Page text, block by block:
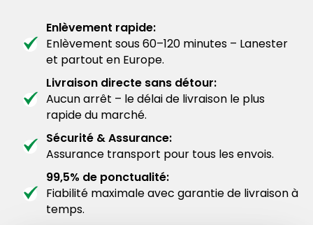
Enlèvement rapide:
Enlèvement sous 60–120 minutes – Lanester
et partout en Europe.
Livraison directe sans détour:
Aucun arrêt – le délai de livraison le plus
rapide du marché.
Sécurité & Assurance:
Assurance transport pour tous les envois.
99,5% de ponctualité:
Fiabilité maximale avec garantie de livraison à
temps.